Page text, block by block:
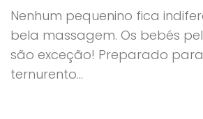
Nenhum pequenino fica
bela massagem. Os bebés
são exceção! Preparado
ternurento...